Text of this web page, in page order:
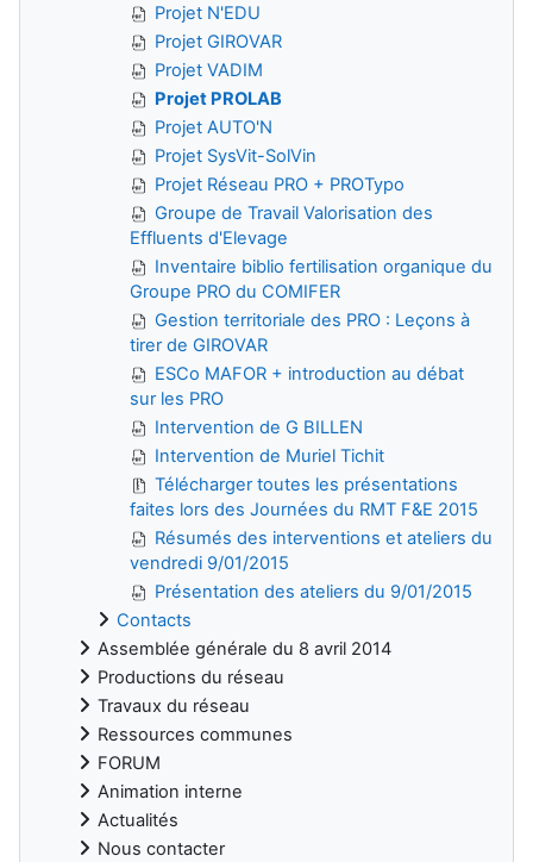
Projet N'EDU
Projet GIROVAR
Projet VADIM
Projet PROLAB
Projet AUTO'N
Projet SysVit-SolVin
Projet Réseau PRO + PROTypo
Groupe de Travail Valorisation des
Effluents d'Elevage
Inventaire biblio fertilisation organique du
Groupe PRO du COMIFER
Gestion territoriale des PRO : Leçons à
tirer de GIROVAR
ESCo MAFOR + introduction au débat
sur les PRO
Intervention de G BILLEN
Intervention de Muriel Tichit
Télécharger toutes les présentations
faites lors des Journées du RMT F&E 2015
Résumés des interventions et ateliers du
vendredi 9/01/2015
Présentation des ateliers du 9/01/2015
Contacts
Assemblée générale du 8 avril 2014
Productions du réseau
Travaux du réseau
Ressources communes
FORUM
Animation interne
Actualités
Nous contacter